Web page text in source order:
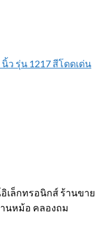
ว รุ่น 1217 สีโดดเด่น
เล็กทรอนิกส์ ร้านขาย
นหม้อ คลองถม